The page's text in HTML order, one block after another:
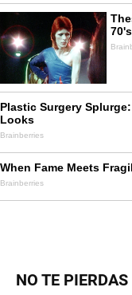
NO TE PIERDAS